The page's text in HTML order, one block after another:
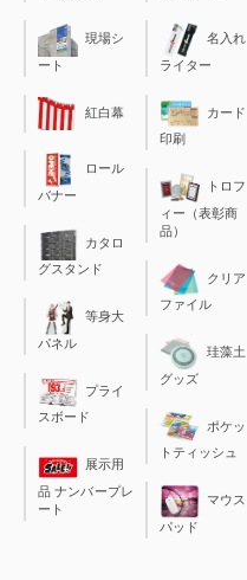
現場シ
ート
紅白幕
ロール
バナー
カタロ
グスタンド
等身大
パネル
プライ
スボード
展示用
品 ナンバープレ
ート
名入れ
ライター
カード
印刷
トロフ
ィー（表彰商
品）
クリア
ファイル
珪藻土
グッズ
ポケッ
トティッシュ
マウス
パッド